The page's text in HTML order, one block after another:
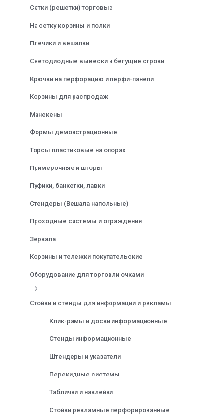
Сетки (решетки) торговые
На сетку корзины и полки
Плечики и вешалки
Светодиодные вывески и бегущие строки
Крючки на перфорацию и перфи-панели
Корзины для распродаж
Манекены
Формы демонстрационные
Торсы пластиковые на опорах
Примерочные и шторы
Пуфики, банкетки, лавки
Стендеры (Вешала напольные)
Проходные системы и ограждения
Зеркала
Корзины и тележки покупательские
Оборудование для торговли очками
Стойки и стенды для информации и рекламы
Клик-рамы и доски информационные
Стенды информационные
Штендеры и указатели
Перекидные системы
Таблички и наклейки
Стойки рекламные перфорированные